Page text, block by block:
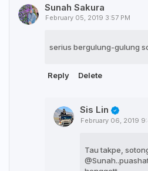
Sunah Sakura
February 05, 2019 3:57 PM
serius bergulung-gulung
Reply Delete
Sis Lin
February 06, 2019
Tau takpe,